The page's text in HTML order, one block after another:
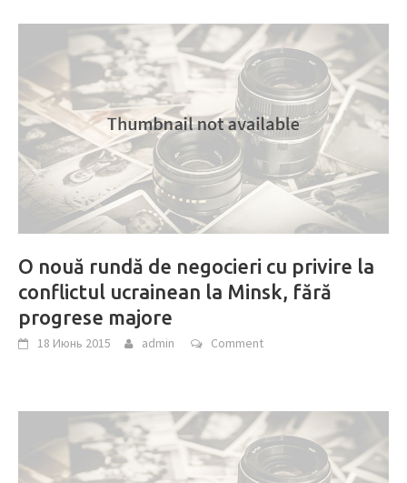
O nouă rundă de negocieri cu privire la
conflictul ucrainean la Minsk, fără
progrese majore
18 Июнь 2015 admin Comment